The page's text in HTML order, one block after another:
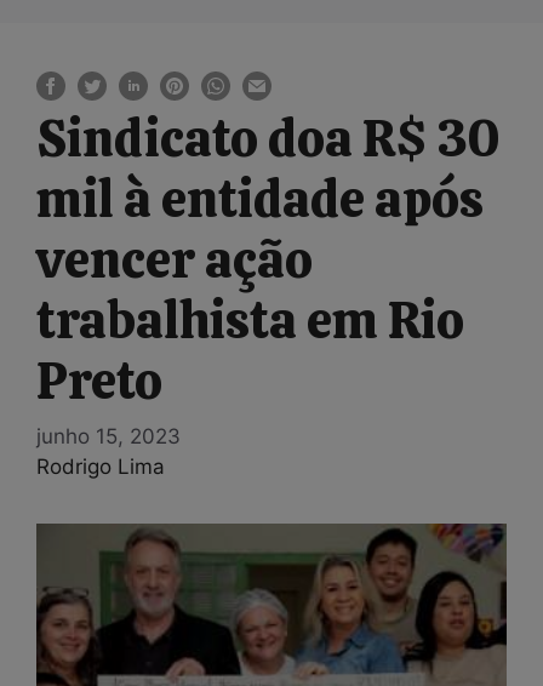
Sindicato doa R$ 30
mil à entidade após
vencer ação
trabalhista em Rio
Preto
junho 15, 2023
Rodrigo Lima